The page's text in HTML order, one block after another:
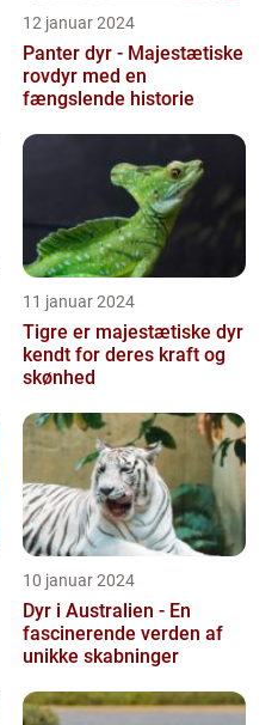
12 januar 2024
Panter dyr - Majestætiske
rovdyr med en
fængslende historie
11 januar 2024
Tigre er majestætiske dyr
kendt for deres kraft og
skønhed
10 januar 2024
Dyr i Australien - En
fascinerende verden af
unikke skabninger